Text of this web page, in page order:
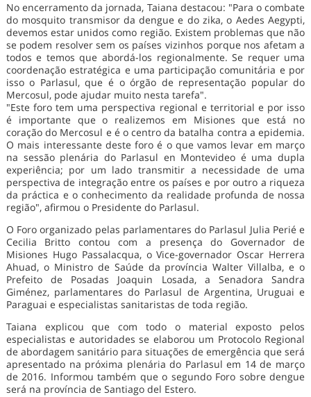
No encerramento da jornada, Taiana destacou: "Para o combate
do mosquito transmisor da dengue e do zika, o Aedes Aegypti,
devemos estar unidos como região. Existem problemas que não
se podem resolver sem os países vizinhos porque nos afetam a
todos e temos que abordá-los regionalmente. Se requer uma
coordenação estratégica e uma participação comunitária e por
isso o Parlasul, que é o órgão de representação popular do
Mercosul, pode ajudar muito nesta tarefa".
"Este foro tem uma perspectiva regional e territorial e por isso
é importante que o realizemos em Misiones que está no
coração do Mercosul e é o centro da batalha contra a epidemia.
O mais interessante deste foro é o que vamos levar em março
na sessão plenária do Parlasul en Montevideo é uma dupla
experiência; por um lado transmitir a necessidade de uma
perspectiva de integração entre os países e por outro a riqueza
da práctica e o conhecimento da realidade profunda de nossa
região", afirmou o Presidente do Parlasul.
O Foro organizado pelas parlamentares do Parlasul Julia Perié e
Cecilia Britto contou com a presença do Governador de
Misiones Hugo Passalacqua, o Vice-governador Oscar Herrera
Ahuad, o Ministro de Saúde da província Walter Villalba, e o
Prefeito de Posadas Joaquin Losada, a Senadora Sandra
Giménez, parlamentares do Parlasul de Argentina, Uruguai e
Paraguai e especialistas sanitaristas de toda região.
Taiana explicou que com todo o material exposto pelos
especialistas e autoridades se elaborou um Protocolo Regional
de abordagem sanitário para situações de emergência que será
apresentado na próxima plenária do Parlasul em 14 de março
de 2016. Informou também que o segundo Foro sobre dengue
será na província de Santiago del Estero.